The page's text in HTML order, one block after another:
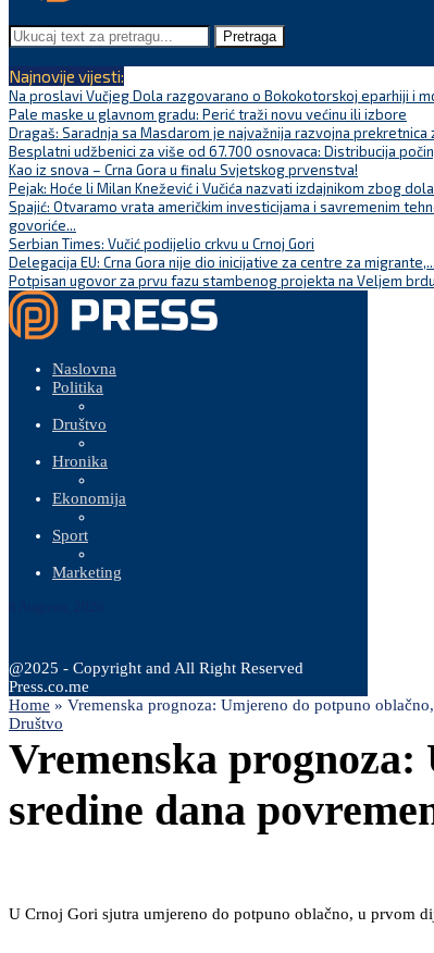
Pretraga
Najnovije vijesti:
Na proslavi Vučjeg Dola razgovarano o Bokokotorskoj eparhiji i
Pale maske u glavnom gradu: Perić traži novu većinu ili izbore
Dragaš: Saradnja sa Masdarom je najvažnija razvojna prekretnica
Besplatni udžbenici za više od 67.700 osnovaca: Distribucija
Kao iz snova – Crna Gora u finalu Svjetskog prvenstva!
Pejak: Hoće li Milan Knežević i Vučića nazvati izdajnikom zbog
Spajić: Otvaramo vrata američkim investicijama i savremenim
govoriće...
Serbian Times: Vučić podijelio crkvu u Crnoj Gori
Delegacija EU: Crna Gora nije dio inicijative za centre za migrante,...
Potpisan ugovor za prvu fazu stambenog projekta na Veljem
Naslovna
Politika
Društvo
Hronika
Ekonomija
Sport
Marketing
@2025 - Copyright and All Right Reserved
Press.co.me
Home » Vremenska prognoza: Umjereno do potpuno
Društvo
Vremenska
sredine dana
U Crnoj Gori sjutra umjereno do potpuno oblačno, u prvom